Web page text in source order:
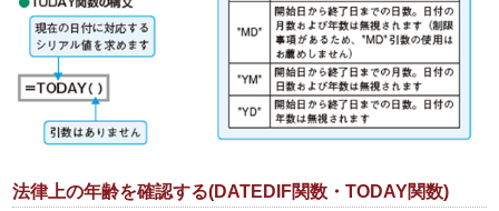
法律上の年齢を確認する(DATEDIF関数・TODAY関数)